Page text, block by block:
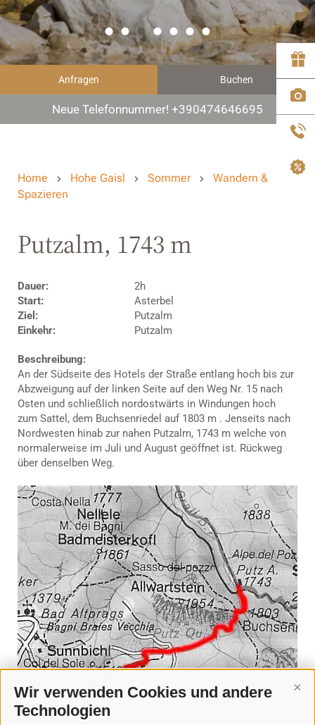
Wir verwenden Cookies und andere
Technologien
Anfragen Buchen
Neue Telefonnummer! +390474646695
Home Hohe Gaisl Sommer
Wandern &
Spazieren
Putzalm, 1743 m
Dauer:
2h
Start:
Asterbel
Ziel:
Putzalm
Einkehr:
Putzalm
Beschreibung:
An der Südseite des Hotels der Straße entlang hoch bis zur
Abzweigung auf der linken Seite auf den Weg Nr. 15 nach
Osten und schließlich nordostwärts in Windungen hoch
zum Sattel, dem Buchsenriedel auf 1803 m . Jenseits nach
Nordwesten hinab zur nahen Putzalm, 1743 m welche von
normalerweise im Juli und August geöffnet ist. Rückweg
über denselben Weg.